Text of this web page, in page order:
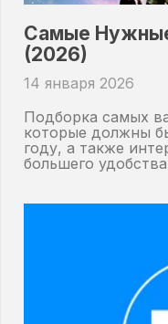
Самые
(2026)
14 января 2026
Подборка самых
которые должны
году, а также
большего